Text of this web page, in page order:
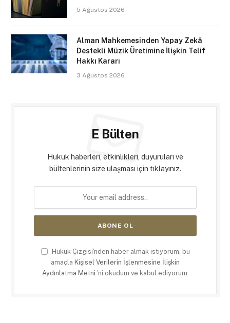
5 Ağustos 2026
Alman Mahkemesinden Yapay Zekâ
Destekli Müzik Üretimine İlişkin Telif
Hakkı Kararı
3 Ağustos 2026
E Bülten
Hukuk haberleri, etkinlikleri, duyuruları ve
bültenlerinin size ulaşması için tıklayınız.
Hukuk Çizgisi'nden haber almak istiyorum, bu
amaçla Kişisel Verilerin İşlenmesine İlişkin
Aydınlatma Metni 'ni okudum ve kabul ediyorum.